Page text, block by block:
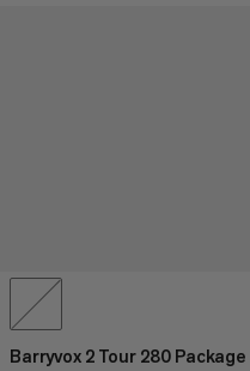
Barryvox 2 Tour 280 Package